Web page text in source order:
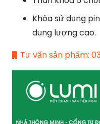
Khóa sử dụng
dung lượng cao.
Tư vấn sản phẩm: